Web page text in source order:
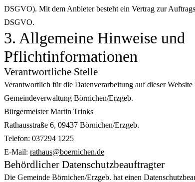
DSGVO). Mit dem Anbieter besteht ein Vertrag zur
DSGVO.
3. Allgemeine Hinweise und
Pflichtinformationen
Verantwortliche Stelle
Verantwortlich für die Datenverarbeitung auf dieser Website
Gemeindeverwaltung Börnichen/Erzgeb.
Bürgermeister Martin Trinks
Rathausstraße 6, 09437 Börnichen/Erzgeb.
Telefon: 037294 1225
E-Mail: rathaus@boernichen.de
Behördlicher Datenschutzbeauftragter
Die Gemeinde Börnichen/Erzgeb. hat einen